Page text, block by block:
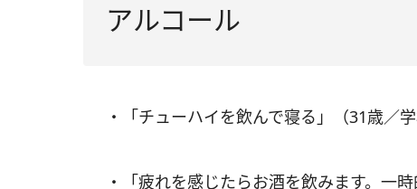
アルコール
・「チューハイを飲んで寝る」（31歳／
・「疲れを感じたらお酒を飲みます。一